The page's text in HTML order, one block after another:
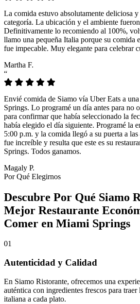
La comida estuvo absolutamente deliciosa
categoría. La ubicación y el ambiente
Definitivamente lo recomiendo al 100%,
llamo una pequeña Italia porque su comida
fue impecable. Muy elegante para celebrar
Martha F.
“
Envié comida de Siamo vía Uber Eats a
Springs. Lo programé un día antes para no
para confirmar que había seleccionado la
había elegido el día siguiente. Programé la
5:00 p.m. y la comida llegó a su puerta a
fue increíble y resulta que este es su
Springs. Todos ganamos.
Magaly P.
Por Qué Elegirnos
Descubre Por Qué Siamo
Mejor Restaurante
Comer en Miami Springs
01
Autenticidad y Calidad
En Siamo Ristorante, ofrecemos una
auténtica con ingredientes frescos para
italiana a cada plato.